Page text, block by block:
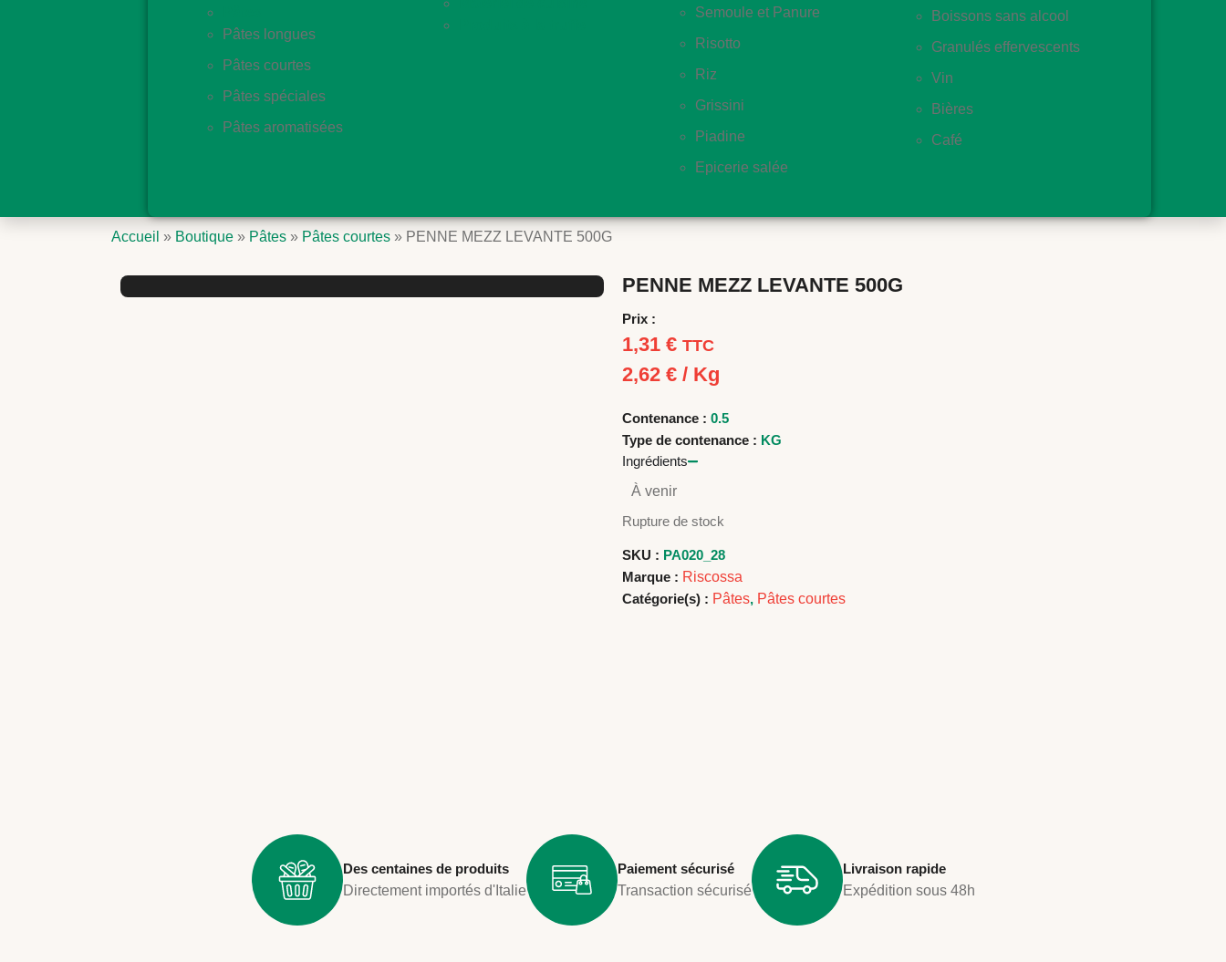
Pâtes longues
Pâtes courtes
Pâtes spéciales
Pâtes aromatisées
Semoule et Panure
Risotto
Riz
Grissini
Piadine
Epicerie salée
Boissons sans alcool
Granulés effervescents
Vin
Bières
Café
Accueil » Boutique » Pâtes » Pâtes courtes » PENNE MEZZ LEVANTE 500G
PENNE MEZZ LEVANTE 500G
Prix :
1,31 € TTC
2,62 € / Kg
Contenance : 0.5
Type de contenance : KG
Ingrédients
À venir
Rupture de stock
SKU : PA020_28
Marque : Riscossa
Catégorie(s) : Pâtes, Pâtes courtes
Des centaines de produits
Directement importés d'Italie
Paiement sécurisé
Transaction sécurisé
Livraison rapide
Expédition sous 48h